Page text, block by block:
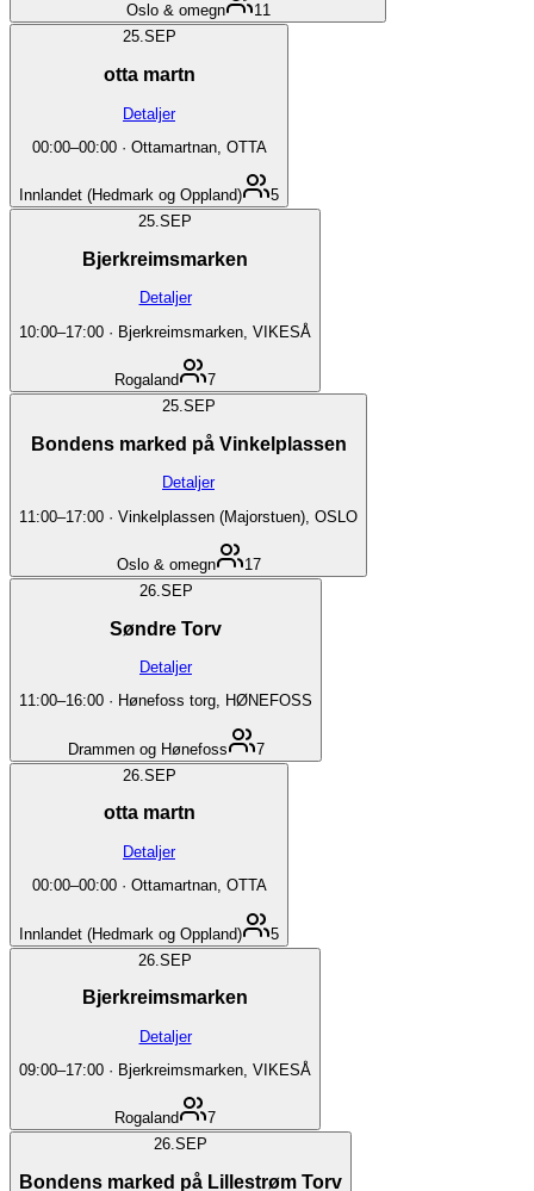
Oslo & omegn
11
25.SEP
otta martn
Detaljer
00:00–00:00· Ottamartnan, OTTA
Innlandet (Hedmark og Oppland)
5
25.SEP
Bjerkreimsmarken
Detaljer
10:00–17:00 · Bjerkreimsmarken, VIKESÅ
Rogaland
7
25.SEP
Bondens marked på Vinkelplassen
Detaljer
11:00–17:00 · Vinkelplassen (Majorstuen), OSLO
Oslo & omegn
17
26. SEP
Søndre Torv
Detaljer
11:00–16:00 · Hønefoss torg, HØNEFOSS
Drammen og Hønefoss
7
26. SEP
otta martn
Detaljer
00:00–00:00· Ottamartnan, OTTA
Innlandet (Hedmark og Oppland)
5
26. SEP
Bjerkreimsmarken
Detaljer
09:00–17:00 · Bjerkreimsmarken, VIKESÅ
Rogaland
7
26.SEP
Bondens marked på Lillestrøm Torv